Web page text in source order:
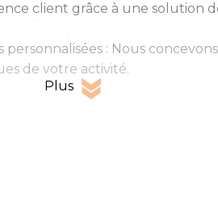
client grâce à une solution
: Nous
de votre activité.
Plus